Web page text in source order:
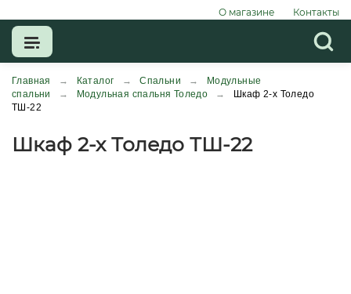
О магазине Контакты
Главная → Каталог →Спальни →
Модульные
спальни
→ Модульная спальня Толедо →
Шкаф 2-х Толедо
ТШ-22
Шкаф 2-х Толедо ТШ-22